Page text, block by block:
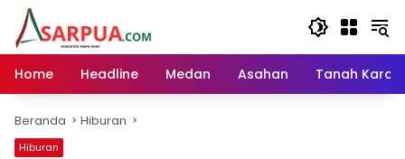
Langsung
konten
Home
Headline Medan Asahan Tanah Karo
Beranda Hiburan
Hiburan